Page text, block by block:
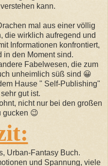
kann.
mal aus einer völlig
die wirklich aufregend und
Informationen konfrontiert,
in den Moment sind.
Fabelwesen, die zum
unheimlich süß sind 😀
Hause " Self-Publishing"
gut ist.
nicht nur bei den großen
gucken 😉
Urban-Fantasy Buch.
und Spannung, viele